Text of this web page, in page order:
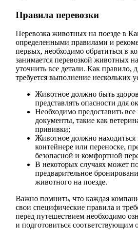
Правила перевозки
Перевозка животных на поезде в
определенными правилами и
первых, необходимо обратиться в
занимается перевозкой животных
уточнить все детали. Как правило,
требуется выполнение нескольких
Животное должно быть
представлять опасности для
Необходимо предоставить
документы, такие как
прививки;
Животное должно находиться
контейнере или переноске,
безопасной и комфортной
В некоторых случаях может
предварительное
животного на поезде.
Важно помнить, что каждая
свои специфические правила и
перед путешествием необходимо
и подготовиться соответствующим